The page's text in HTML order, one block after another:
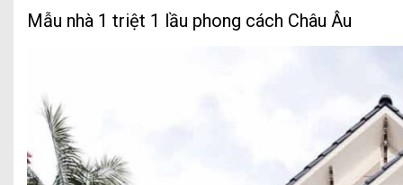
Mẫu nhà 1 triệt 1 lầu phong cách Châu Âu